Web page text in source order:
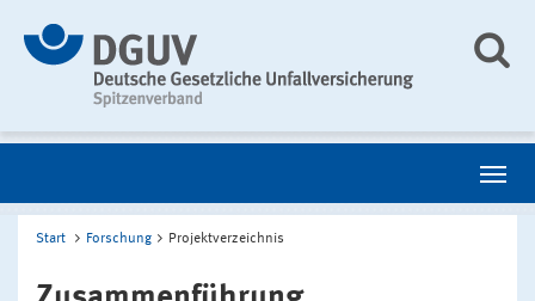
Start Forschung Projektverzeichnis